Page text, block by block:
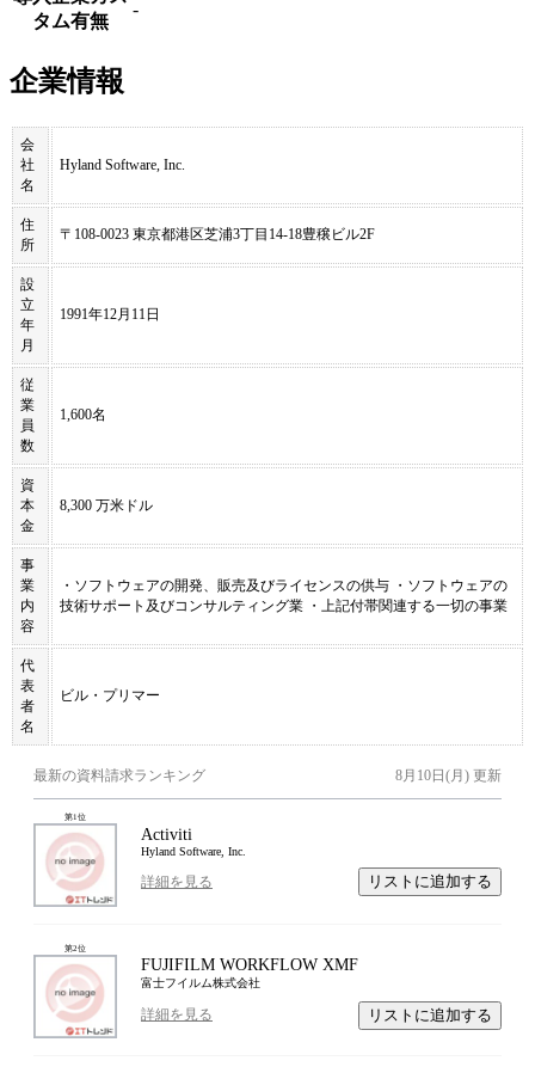
タム有無
-
企業情報
会
社
名
Hyland Software, Inc.
住
所
〒108-0023 東京都港区芝浦3丁目14-18豊穣ビル2F
設
立
年
月
1991年12月11日
従
業
員
数
1,600名
資
本
金
8,300 万米ドル
事
業
内
容
・ソフトウェアの開発、販売及びライセンスの供与 ・ソフトウェアの
技術サポート及びコンサルティング業 ・上記付帯関連する一切の事業
代
表
者
名
ビル・プリマー
最新の資料請求ランキング 8月10日(月) 更新
第1位
Activiti
Hyland Software, Inc.
詳細を見る リストに追加する
第2位
FUJIFILM WORKFLOW XMF
富士フイルム株式会社
詳細を見る リストに追加する